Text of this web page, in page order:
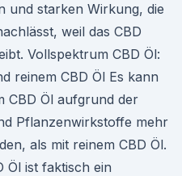
und starken Wirkung, die
weil das CBD
Vollspektrum CBD Öl:
reinem CBD Öl Es kann
CBD Öl aufgrund der
Pflanzenwirkstoffe mehr
als mit reinem CBD Öl.
Öl ist faktisch ein